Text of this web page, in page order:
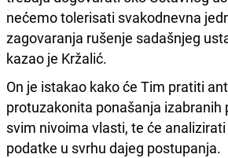
nećemo tolerisati svakodnevna
zagovaranja rušenje sadašnjeg
kazao je Kržalić.
On je istakao kako će Tim pratiti
protuzakonita ponašanja izabranih
svim nivoima vlasti, te će
podatke u svrhu dajeg postupanja.